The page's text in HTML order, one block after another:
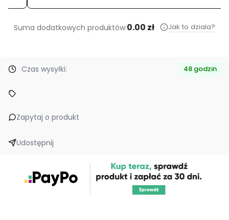
Suma dodatkowych produktów:0.00 zł Jak to dziala?
Czas wysyłki: 48 godzin
Zapytaj o produkt
Udostępnij